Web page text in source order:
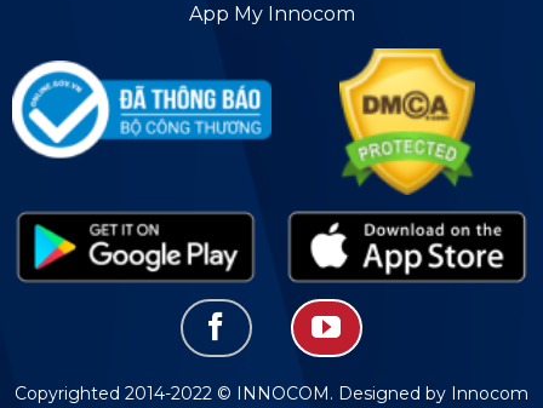
App My Innocom
Copyrighted 2014-2022 © INNOCOM. Designed by Innocom